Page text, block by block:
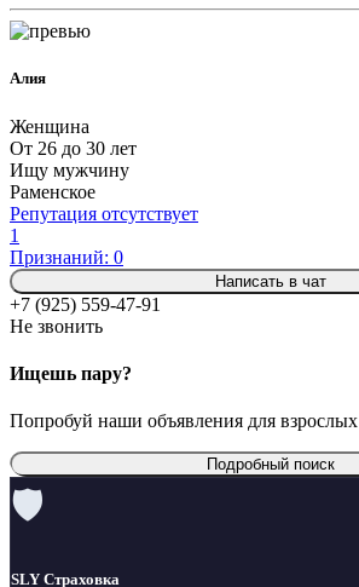
Алия
Женщина
От 26 до 30 лет
Ищу мужчину
Раменское
Репутация отсутствует
1
Признаний: 0
Написать в чат
+7 (925) 559-47-91
Не звонить
Ищешь пару?
Попробуй наши объявления для взрослых
Подробный поиск
🛡
SLY Страховка